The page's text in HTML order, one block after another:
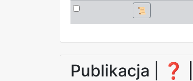
📜
Publikacja | ❓